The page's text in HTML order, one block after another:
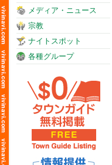
メディア・ニュース
宗教
ナイトスポット
各種グループ